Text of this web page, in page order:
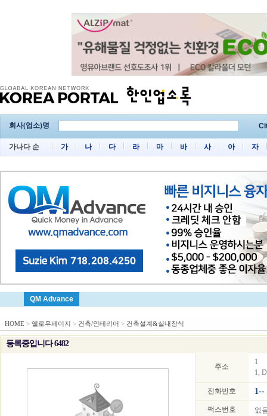
회사(업소)명
가나다 순 가 나 다 라 마 바 사 아 자
QM Advance
HOME > 옐로우페이지 > 건축/인테리어 > 건축설계&실내장식
등록중입니다 6482
주소
1
1,
전화번호 1--
팩스번호 없